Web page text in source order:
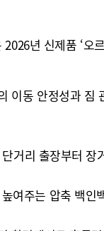
년 신제품 ‘오
이동 안정성과
거리 출장부터
여주는 압축 백